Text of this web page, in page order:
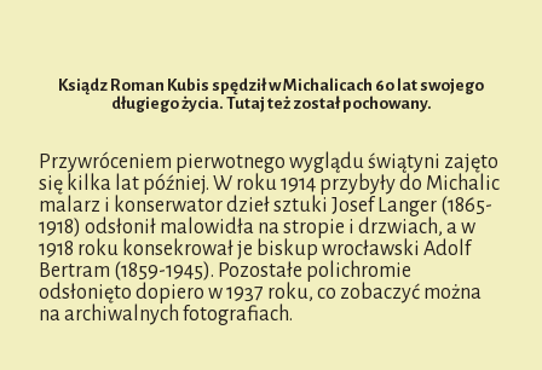
Ksiądz Roman Kubis spędził w Michalicach 60 lat swojego
długiego życia. Tutaj też został pochowany.
Przywróceniem pierwotnego wyglądu świątyni zajęto
się kilka lat później. W roku 1914 przybyły do Michalic
malarz i konserwator dzieł sztuki Josef Langer (1865-
1918) odsłonił malowidła na stropie i drzwiach, a w
1918 roku konsekrował je biskup wrocławski Adolf
Bertram (1859-1945). Pozostałe polichromie
odsłonięto dopiero w 1937 roku, co zobaczyć można
na archiwalnych fotografiach.